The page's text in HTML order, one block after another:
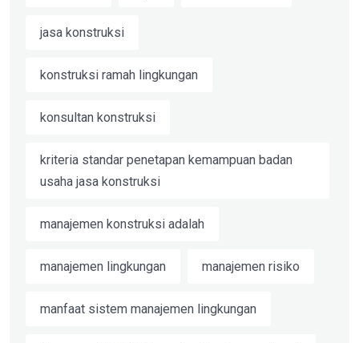
jasa konstruksi
konstruksi ramah lingkungan
konsultan konstruksi
kriteria standar penetapan kemampuan badan
usaha jasa konstruksi
manajemen konstruksi adalah
manajemen lingkungan manajemen risiko
manfaat sistem manajemen lingkungan